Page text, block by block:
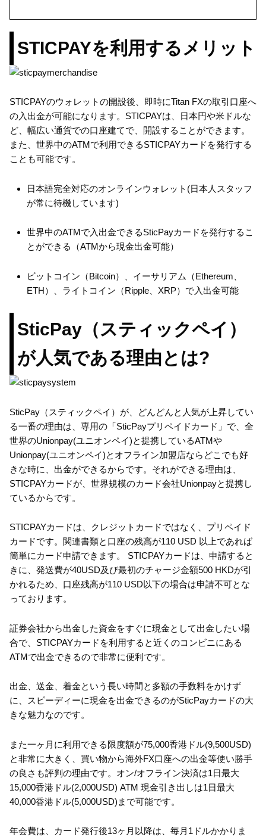
STICPAYを利用するメリット
STICPAYのウォレットの開設後、即時にTitan FXの取引口座へ
の入出金が可能になります。STICPAYは、日本円や米ドルな
ど、幅広い通貨での口座建てで、開設することができます。
また、世界中のATMで利用できるSTICPAYカードを発行する
ことも可能です。
日本語完全対応のオンラインウォレット(日本人スタッフ
が常に待機しています)
世界中のATMで入出金できるSticPayカードを発行するこ
とができる（ATMから現金出金可能）
ビットコイン（Bitcoin）、イーサリアム（Ethereum、
ETH）、ライトコイン（Ripple、XRP）で入出金可能
SticPay（スティックペイ）
が人気である理由とは?
SticPay（スティックペイ）が、どんどんと人気が上昇してい
る一番の理由は、専用の「SticPayプリペイドカード」で、全
世界のUnionpay(ユニオンペイ)と提携しているATMや
Unionpay(ユニオンペイ)とオフライン加盟店ならどこでも好
きな時に、出金ができるからです。それができる理由は、
STICPAYカードが、世界規模のカード会社Unionpayと提携し
ているからです。
STICPAYカードは、クレジットカードではなく、プリペイド
カードです。関連書類と口座の残高が110 USD 以上であれば
簡単にカード申請できます。 STICPAYカードは、申請すると
きに、発送費が40USD及び最初のチャージ金額500 HKDが引
かれるため、口座残高が110 USD以下の場合は申請不可とな
っております。
証券会社から出金した資金をすぐに現金として出金したい場
合で、STICPAYカードを利用すると近くのコンビニにある
ATMで出金できるので非常に便利です。
出金、送金、着金という長い時間と多額の手数料をかけず
に、スピーディーに現金を出金できるのがSticPayカードの大
きな魅力なのです。
また一ヶ月に利用できる限度額が75,000香港ドル(9,500USD)
と非常に大きく、買い物から海外FX口座への出金等使い勝手
の良さも評判の理由です。オン/オフライン決済は1日最大
15,000香港ドル(2,000USD) ATM 現金引き出しは1日最大
40,000香港ドル(5,000USD)まで可能です。
年会費は、カード発行後13ヶ月以降は、毎月1ドルかかりま